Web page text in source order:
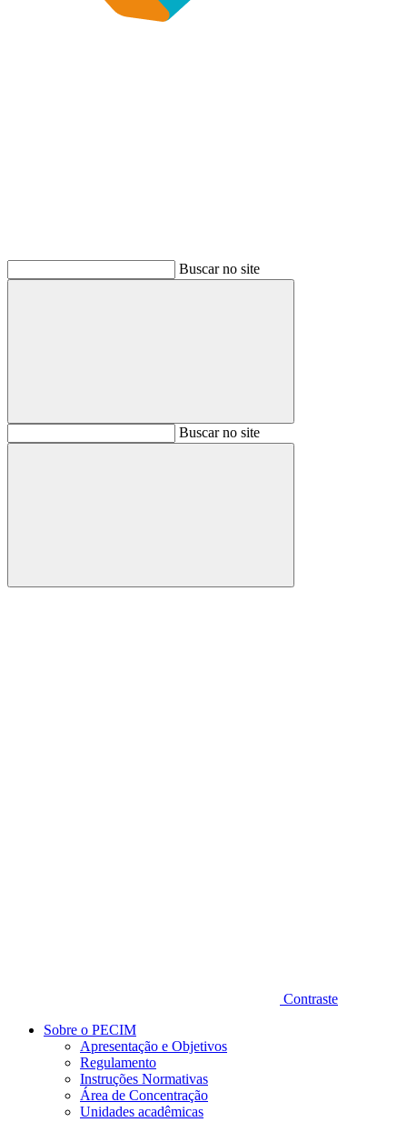
Buscar no site
BuscarBuscar no site
Buscar
Contraste
Sobre o PECIM
Apresentação e Objetivos
Regulamento
Instruções Normativas
Área de Concentração
Unidades acadêmicas